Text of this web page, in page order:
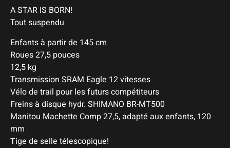
A STAR IS BORN!
Tout suspendu
Enfants à partir de 145 cm
Roues 27,5 pouces
12,5 kg
Transmission SRAM Eagle 12 vitesses
Vélo de trail pour les futurs compétiteurs
Freins à disque hydr. SHIMANO BR-MT500
Manitou Machette Comp 27,5, adapté aux enfants, 120
mm
Tige de selle télescopique!